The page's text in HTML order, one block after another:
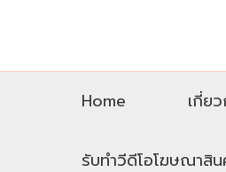
Home เกี่ย
รับทำวีดีโอโฆษณาสิ